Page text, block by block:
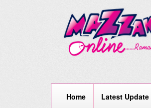
Home Latest Update